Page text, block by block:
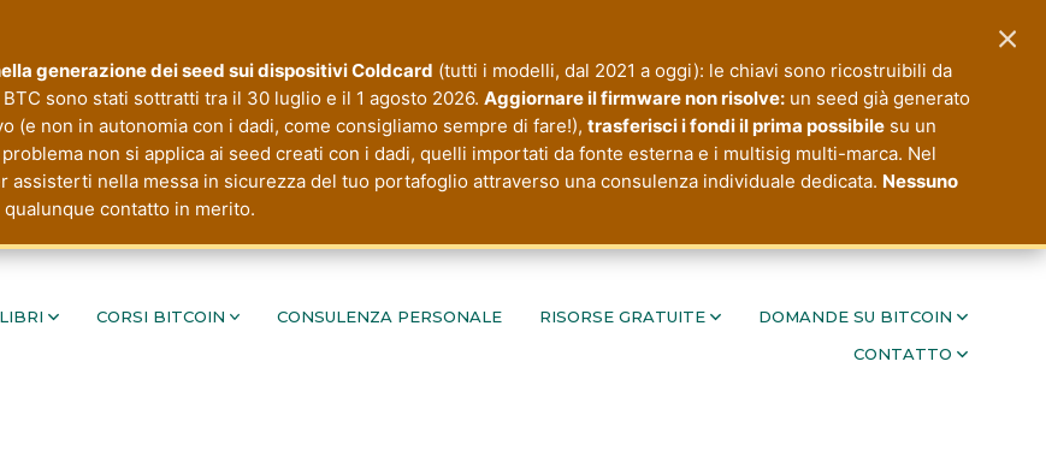
generazione dei seed sui dispositivi Coldcard (tutti i modelli, dal 2021 a oggi): le chiavi sono ricostruibili da
sono stati sottratti tra il 30 luglio e il 1 agosto 2026. Aggiornare il firmware non risolve: un seed già generato
(e non in autonomia con i dadi, come consigliamo sempre di fare!),trasferisci i fondi il prima possibile su un
non si applica ai seed creati con i dadi, quelli importati da fonte esterna e i multisig multi-marca. Nel
nella messa in sicurezza del tuo portafoglio attraverso una consulenza individuale dedicata. Nessuno
contatto in merito.
×
LIBRI CORSI BITCOIN CONSULENZA PERSONALE RISORSE GRATUITE
DOMANDE SU BITCOIN
CONTATTO